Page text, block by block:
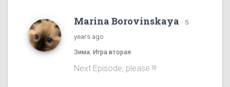
Marina Borovinskaya · 5
years ago
Зима. Игра вторая
Next Episode, please !!!